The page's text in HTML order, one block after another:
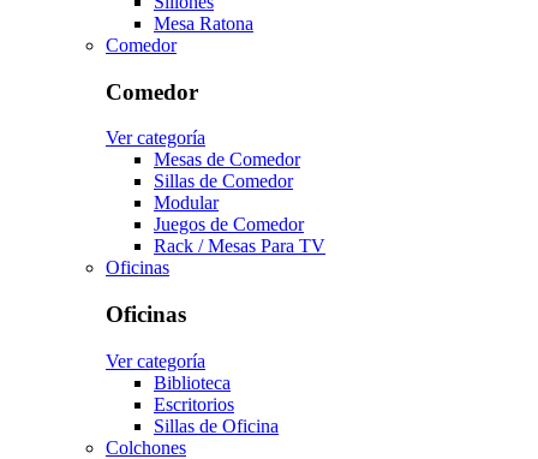
Mesa Ratona
Comedor
Comedor
Ver categoría
Mesas de Comedor
Sillas de Comedor
Modular
Juegos de Comedor
Rack / Mesas Para TV
Oficinas
Oficinas
Ver categoría
Biblioteca
Escritorios
Sillas de Oficina
Colchones